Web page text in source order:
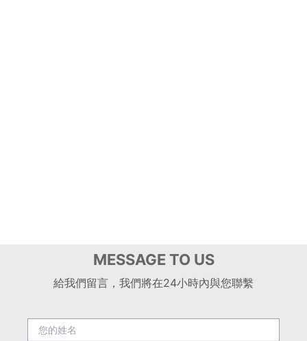
MESSAGE TO US
給我們留言，我們將在24小時內與您聯繫